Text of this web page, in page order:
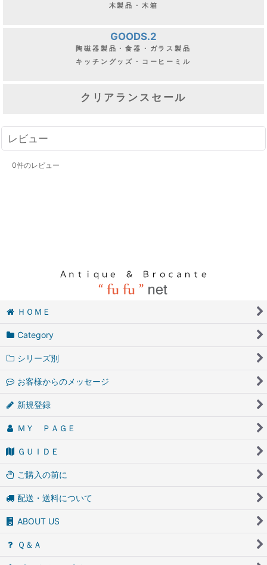
木製品・木箱
GOODS.2
陶磁器製品・食器・ガラス製品
キッチングッズ・コーヒーミル
クリアランスセール
レビュー
0件のレビュー
ＨＯＭＥ
Category
シリーズ別
お客様からのメッセージ
新規登録
ＭＹ ＰＡＧＥ
ＧＵＩＤＥ
ご購入の前に
配送・送料について
ABOUT US
Ｑ＆Ａ